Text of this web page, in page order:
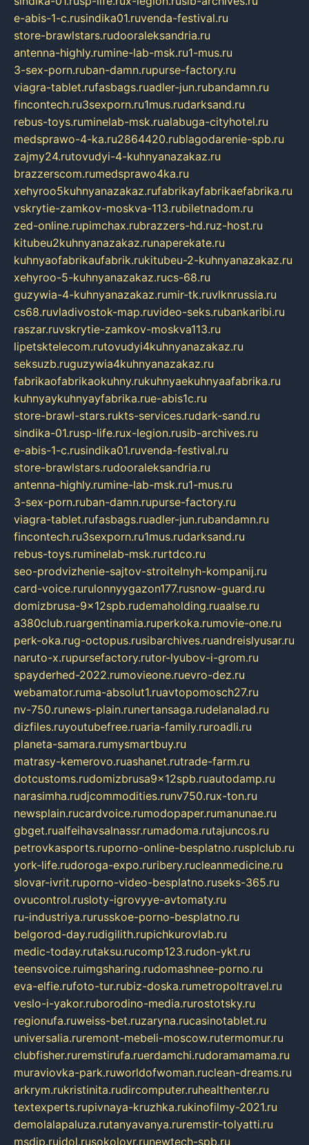
e-abis-1-c.rusindika01.ruvenda-festival.ru
store-brawlstars.rudooraleksandria.ru
antenna-highly.rumine-lab-msk.ru1-mus.ru
3-sex-porn.ruban-damn.rupurse-factory.ru
viagra-tablet.rufasbags.ruadler-jun.rubandamn.ru
fincontech.ru3sexporn.ru1mus.rudarksand.ru
rebus-toys.ruminelab-msk.rualabuga-cityhotel.ru
medsprawo-4-ka.ru2864420.rublagodarenie-spb.ru
zajmy24.rutovudyi-4-kuhnyanazakaz.ru
brazzerscom.rumedsprawo4ka.ru
xehyroo5kuhnyanazakaz.rufabrikayfabrikaefabrika.ru
vskrytie-zamkov-moskva-113.rubiletnadom.ru
zed-online.rupimchax.rubrazzers-hd.ruz-host.ru
kitubeu2kuhnyanazakaz.runaperekate.ru
kuhnyaofabrikaufabrik.rukitubeu-2-kuhnyanazakaz.ru
xehyroo-5-kuhnyanazakaz.rucs-68.ru
guzywia-4-kuhnyanazakaz.rumir-tk.ruvlknrussia.ru
cs68.ruvladivostok-map.ruvideo-seks.rubankaribi.ru
raszar.ruvskrytie-zamkov-moskva113.ru
lipetsktelecom.rutovudyi4kuhnyanazakaz.ru
seksuzb.ruguzywia4kuhnyanazakaz.ru
fabrikaofabrikaokuhny.rukuhnyaekuhnyaafabrika.ru
kuhnyaykuhnyayfabrika.rue-abis1c.ru
store-brawl-stars.rukts-services.rudark-sand.ru
sindika-01.rusp-life.rux-legion.rusib-archives.ru
e-abis-1-c.rusindika01.ruvenda-festival.ru
store-brawlstars.rudooraleksandria.ru
antenna-highly.rumine-lab-msk.ru1-mus.ru
3-sex-porn.ruban-damn.rupurse-factory.ru
viagra-tablet.rufasbags.ruadler-jun.rubandamn.ru
fincontech.ru3sexporn.ru1mus.rudarksand.ru
rebus-toys.ruminelab-msk.rurtdco.ru
seo-prodvizhenie-sajtov-stroitelnyh-kompanij.ru
card-voice.rurulonnyygazon177.rusnow-guard.ru
domizbrusa-9x12spb.rudemaholding.ruaalse.ru
a380club.ruargentinamia.ruperkoka.rumovie-one.ru
perk-oka.rug-octopus.rusibarchives.ruandreislyusar.ru
naruto-x.rupursefactory.rutor-lyubov-i-grom.ru
spayderhed-2022.rumovieone.ruevro-dez.ru
webamator.ruma-absolut1.ruavtopomosch27.ru
nv-750.runews-plain.runertansaga.rudelanalad.ru
dizfiles.ruyoutubefree.ruaria-family.ruroadli.ru
planeta-samara.rumysmartbuy.ru
matrasy-kemerovo.ruashanet.rutrade-farm.ru
dotcustoms.rudomizbrusa9x12spb.ruautodamp.ru
narasimha.rudjcommodities.runv750.rux-ton.ru
newsplain.rucardvoice.rumodopaper.rumanunae.ru
gbget.rualfeihavsalnassr.rumadoma.rutajuncos.ru
petrovkasports.ruporno-online-besplatno.rusplclub.ru
york-life.rudoroga-expo.ruribery.rucleanmedicine.ru
slovar-ivrit.ruporno-video-besplatno.ruseks-365.ru
ovucontrol.rusloty-igrovyye-avtomaty.ru
ru-industriya.rurusskoe-porno-besplatno.ru
belgorod-day.rudigilith.rupichkurovlab.ru
medic-today.rutaksu.rucomp123.rudon-ykt.ru
teensvoice.ruimgsharing.rudomashnee-porno.ru
eva-elfie.rufoto-tur.rubiz-doska.rumetropoltravel.ru
veslo-i-yakor.ruborodino-media.rurostotsky.ru
regionufa.ruweiss-bet.ruzaryna.rucasinotablet.ru
universalia.ruremont-mebeli-moscow.rutermomur.ru
clubfisher.ruremstirufa.ruerdamchi.rudoramamama.ru
muraviovka-park.ruworldofwoman.ruclean-dreams.ru
arkrym.rukristinita.rudircomputer.ruhealthenter.ru
textexperts.rupivnaya-kruzhka.rukinofilmy-2021.ru
demolalapaluza.rutanyavanya.ruremstir-tolyatti.ru
msdip.rujdol.rusokolovr.runewtech-spb.ru